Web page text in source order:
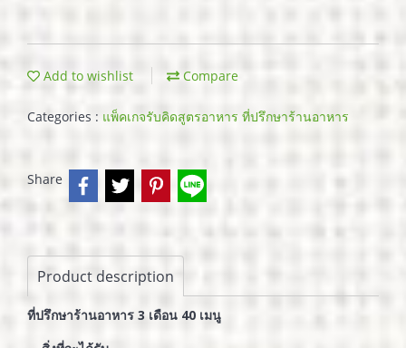
Add to wishlist Compare
Categories : แพ็คเกจรับคิดสูตรอาหาร ที่ปรึกษาร้านอาหาร
Share
Product description
ที่ปรึกษาร้านอาหาร 3 เดือน 40 เมนู